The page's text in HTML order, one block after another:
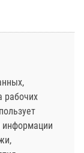
рабочих